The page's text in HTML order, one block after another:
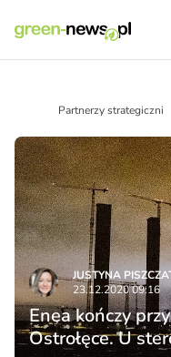
Partnerzy strategiczni
JUSTYNA
23.12.2020 09:16
Enea kończy
Ostrołęce. U